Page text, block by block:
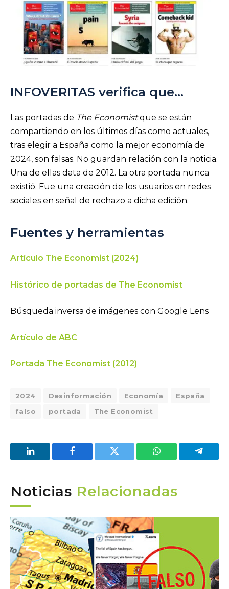
INFOVERITAS verifica que…
Las portadas de The Economistque se están
compartiendo en los últimos días como actuales,
tras elegir a España como la mejor economía de
2024, son falsas. No guardan relación con la noticia.
Una de ellas data de 2012. La otra portada nunca
existió. Fue una creación de los usuarios en redes
sociales en señal de rechazo a dicha edición.
Fuentes y herramientas
Artículo The Economist (2024)
Histórico de portadas de The Economist
Búsqueda inversa de imágenes con Google Lens
Artículo de ABC
Portada The Economist (2012)
2024 Desinformación Economía
España
falso
portada The Economist
LinkedIn Facebook Twitter WhatsApp
Noticias Relacionadas